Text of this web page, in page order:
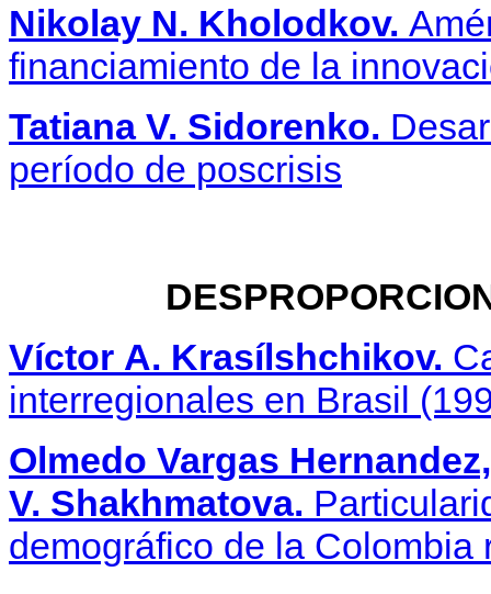
Nikolay N. Kholodkov.
financiamiento de la
Tatiana V. Sidorenko.
período de poscrisis
Víctor А. Krasílshchikov.
interregionales en Brasil
Olmedo Vargas
V. Shakhmatova.
demográfico de la